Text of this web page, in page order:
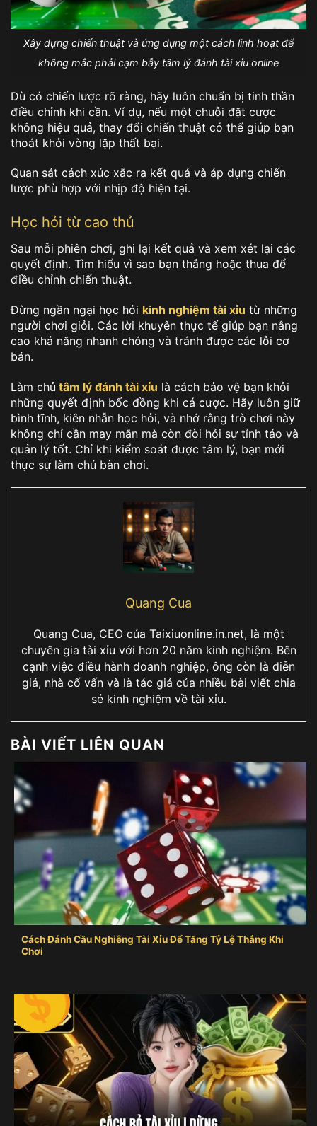
Xây dựng chiến thuật và ứng dụng một cách linh hoạt để
không mắc phải cạm bẫy tâm lý đánh tài xỉu online
Dù có chiến lược rõ ràng, hãy luôn chuẩn bị tinh thần
điều chỉnh khi cần. Ví dụ, nếu một chuỗi đặt cược
không hiệu quả, thay đổi chiến thuật có thể giúp bạn
thoát khỏi vòng lặp thất bại.
Quan sát cách xúc xắc ra kết quả và áp dụng chiến
lược phù hợp với nhịp độ hiện tại.
Học hỏi từ cao thủ
Sau mỗi phiên chơi, ghi lại kết quả và xem xét lại các
quyết định. Tìm hiểu vì sao bạn thắng hoặc thua để
điều chỉnh chiến thuật.
Đừng ngần ngại học hỏi kinh nghiệm tài xỉu từ những
người chơi giỏi. Các lời khuyên thực tế giúp bạn nâng
cao khả năng nhanh chóng và tránh được các lỗi cơ
bản.
Làm chủ tâm lý đánh tài xỉu là cách bảo vệ bạn khỏi
những quyết định bốc đồng khi cá cược. Hãy luôn giữ
bình tĩnh, kiên nhẫn học hỏi, và nhớ rằng trò chơi này
không chỉ cần may mắn mà còn đòi hỏi sự tỉnh táo và
quản lý tốt. Chỉ khi kiểm soát được tâm lý, bạn mới
thực sự làm chủ bàn chơi.
Quang Cua
Quang Cua, CEO của Taixiuonline.in.net, là một
chuyên gia tài xỉu với hơn 20 năm kinh nghiệm. Bên
cạnh việc điều hành doanh nghiệp, ông còn là diễn
giả, nhà cố vấn và là tác giả của nhiều bài viết chia
sẻ kinh nghiệm về tài xỉu.
BÀI VIẾT LIÊN QUAN
Cách Đánh Cầu Nghiêng Tài Xỉu Để Tăng Tỷ Lệ Thắng Khi
Chơi